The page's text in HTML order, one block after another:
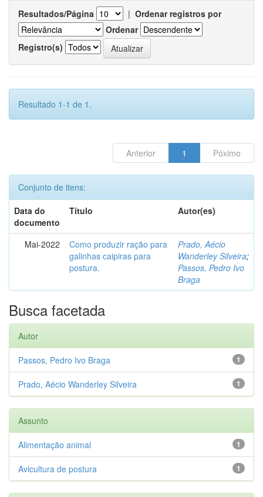
Resultados/Página | Ordenar registros por
Ordenar
Registro(s)
Resultado 1-1 de 1.
Anterior 1 Póximo
Conjunto de itens:
Data do
documento
Título Autor(es)
Mai-2022
Como produzir ração para
galinhas caipiras para
postura.
Prado, Aécio
Wanderley Silveira;
Passos, Pedro Ivo
Braga
Busca facetada
Autor
1
Passos, Pedro Ivo Braga
1
Prado, Aécio Wanderley Silveira
Assunto
1
Alimentação animal
1
Avicultura de postura